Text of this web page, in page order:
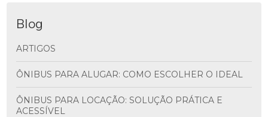
Blog
ARTIGOS
ÔNIBUS PARA ALUGAR: COMO ESCOLHER O IDEAL
ÔNIBUS PARA LOCAÇÃO: SOLUÇÃO PRÁTICA E
ACESSÍVEL